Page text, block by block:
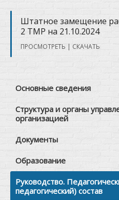
Штатное замещение
2 ТМР на 21.10.2024
ПРОСМОТРЕТЬ | СКАЧАТЬ
Основные сведения
Структура и органы
организацией
Документы
Образование
Руководство.
педагогический) состав